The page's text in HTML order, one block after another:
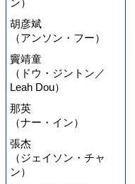
ン）
胡彦斌
（アンソン・フー）
竇靖童
（ドウ・ジントン／
Leah Dou）
那英
（ナー・イン）
張杰
（ジェイソン・チャ
ン）